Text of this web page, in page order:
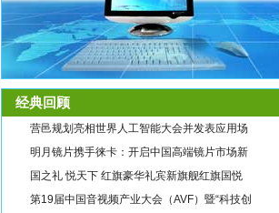
经典回顾
营邑规划亮相世界人工智能大会并发表应用场
明月镜片携手徕卡：开启中国高端镜片市场新
国之礼 悦天下 红旗豪华礼宾新旗舰红旗国悦
第19届中国音视频产业大会（AVF）暨“科技创